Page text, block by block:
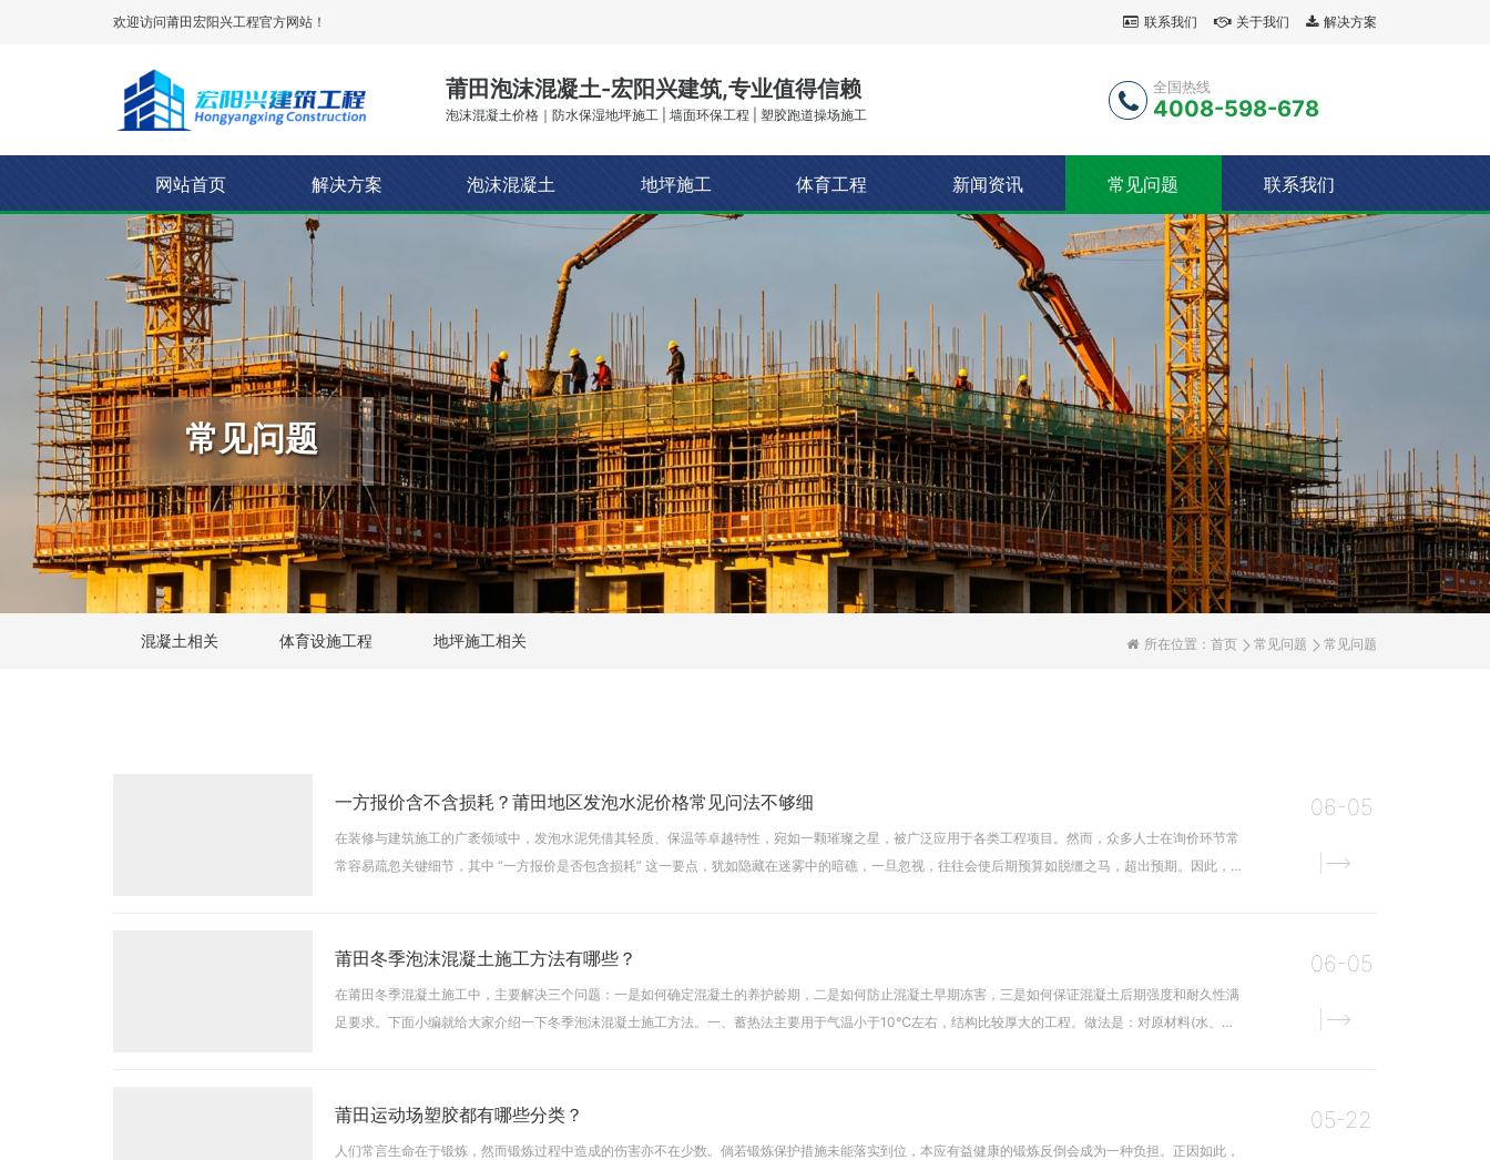
欢迎访问莆田宏阳兴工程官方网站！ 解决方案
关于我们
联系我们
莆田泡沫混凝土-宏阳兴建筑,专业值得信赖
泡沫混凝土价格｜防水保湿地坪施工 | 墙面环保工程 | 塑胶跑道操场施工
全国热线
4008-598-678
网站首页 解决方案 泡沫混凝土 地坪施工 体育工程 新闻资讯 常见问题 联系我们
常见问题
混凝土相关 体育设施工程 地坪施工相关 所在位置： 首页 常见问题 常见问题
一方报价含不含损耗？莆田地区发泡水泥价格常见问法不够细 06-05
在装修与建筑施工的广袤领域中，发泡水泥凭借其轻质、保温等卓越特性，宛如一颗璀璨之星，被广泛应用于各类工程项目。然而，众多人士在询价环节常
常容易疏忽关键细节，其中 “一方报价是否包含损耗” 这一要点，犹如隐藏在迷雾中的暗礁，一旦忽视，往往会使后期预算如脱缰之马，超出预期。因此，深
莆田冬季泡沫混凝土施工方法有哪些？ 06-05
在莆田冬季混凝土施工中，主要解决三个问题：一是如何确定混凝土的养护龄期，二是如何防止混凝土早期冻害，三是如何保证混凝土后期强度和耐久性满
足要求。下面小编就给大家介绍一下冬季泡沫混凝土施工方法。一、蓄热法主要用于气温小于10℃左右，结构比较厚大的工程。做法是：对原材料(水、
莆田运动场塑胶都有哪些分类？ 05-22
人们常言生命在于锻炼，然而锻炼过程中造成的伤害亦不在少数。倘若锻炼保护措施未能落实到位，本应有益健康的锻炼反倒会成为一种负担。正因如此，